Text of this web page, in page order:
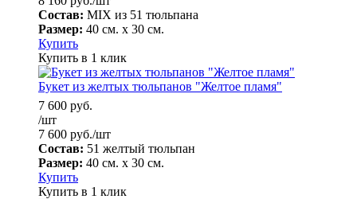
Состав: MIX из 51 тюльпана
Размер: 40 см. х 30 см.
Купить
Купить в 1 клик
Букет из желтых тюльпанов "Желтое пламя"
7 600 руб.
/шт
7 600 руб./шт
Состав: 51 желтый тюльпан
Размер: 40 см. х 30 см.
Купить
Купить в 1 клик